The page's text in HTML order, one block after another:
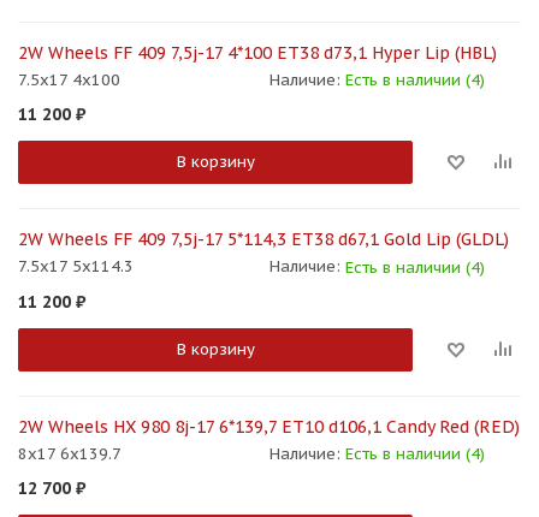
2W Wheels FF 409 7,5j-17 4*100 ET38 d73,1 Hyper Lip (HBL)
7.5x17 4x100 Наличие: Есть в наличии (4)
11 200 ₽
В корзину
2W Wheels FF 409 7,5j-17 5*114,3 ET38 d67,1 Gold Lip (GLDL)
7.5x17 5x114.3 Наличие: Есть в наличии (4)
11 200 ₽
В корзину
2W Wheels HX 980 8j-17 6*139,7 ET10 d106,1 Candy Red (RED)
8x17 6x139.7 Наличие: Есть в наличии (4)
12 700 ₽